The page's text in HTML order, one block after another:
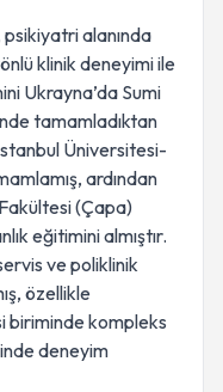
alanında
klinik deneyimi ile
Ukrayna’da Sumi
tamamladıktan
Üniversitesi-
ardından
(Çapa)
eğitimini almıştır.
ve poliklinik
özellikle
biriminde kompleks
deneyim